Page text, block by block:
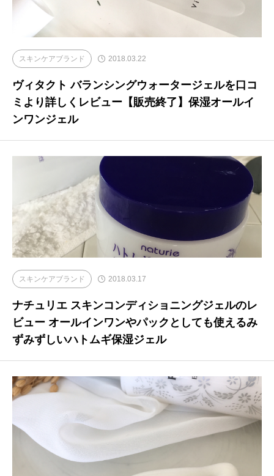
スキンケアブランド 2018.03.22
ヴィタクト バランシングウォータージェルを口コ
ミより詳しくレビュー【販売終了】保湿オールイ
ンワンジェル
スキンケアブランド 2018.03.17
ナチュリエ スキンコンディショニングジェルのレ
ビュー オールインワンやパックとしても使えるみ
ずみずしいハトムギ保湿ジェル